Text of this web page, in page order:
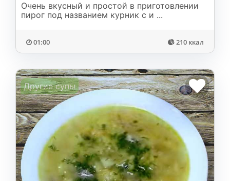
Очень вкусный и простой в приготовлении
пирог под названием курник с и ...
01:00 210 ккал
Другие супы